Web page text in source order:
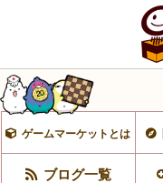
ゲームマーケットとは
ブログ一覧